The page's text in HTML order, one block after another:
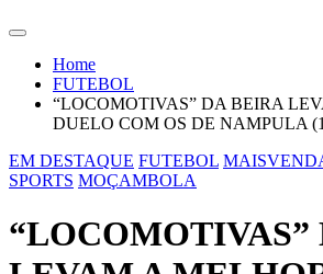
Home
FUTEBOL
“LOCOMOTIVAS” DA BEIRA
DUELO COM OS DE NAMPULA
EM DESTAQUE FUTEBOL
SPORTS MOÇAMBOLA
“LOCOMOTIVAS”